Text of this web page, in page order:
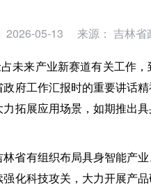
2026-05-13 来源： 吉林省
未来产业新赛道有关工作
府工作汇报时的重要讲话
拓展应用场景，如期推出
省有组织布局具身智能产
化科技攻关，大力开展产